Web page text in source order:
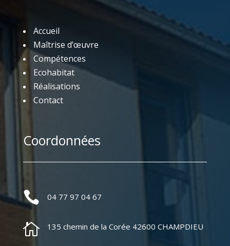
Accueil
Maîtrise d’œuvre
Compétences
Ecohabitat
Réalisations
Contact
Coordonnées
 04 77 97 04 67
 135 chemin de la Corée 42600 CHAMPDIEU